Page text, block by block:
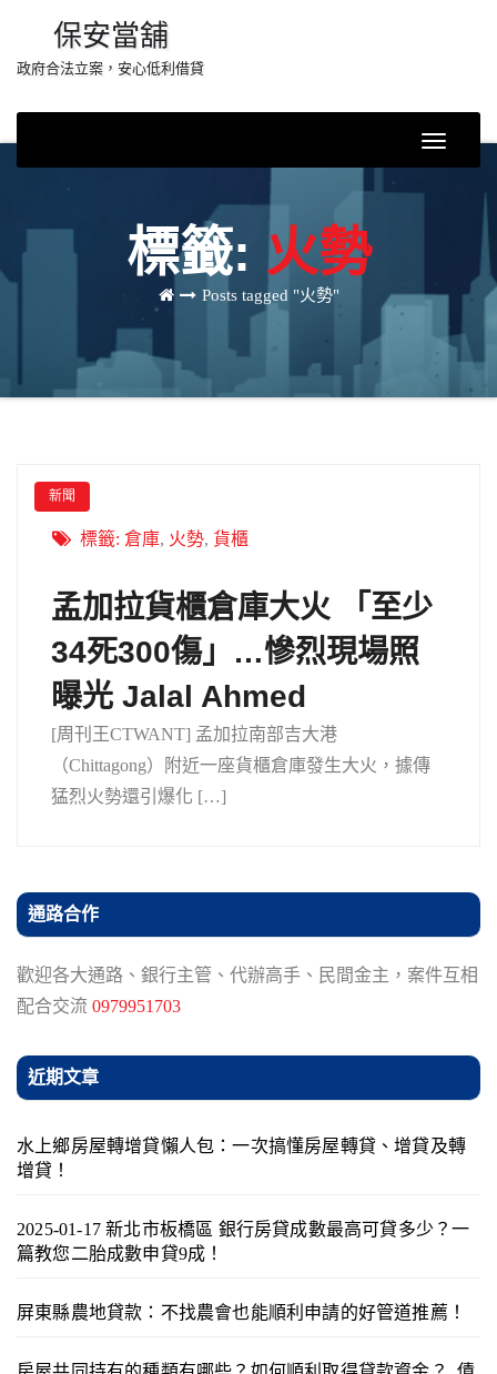
content
保安當舖
政府合法立案，安心低利借貸
Toggle
標籤: 火勢
Posts tagged "火勢"
新聞
標籤: 倉庫, 火勢, 貨櫃
孟加拉貨櫃倉庫大火 「至少
34死300傷」…慘烈現場照
曝光 Jalal Ahmed
[周刊王CTWANT] 孟加拉南部吉大港
（Chittagong）附近一座貨櫃倉庫發生大火，據傳
猛烈火勢還引爆化 […]
通路合作
歡迎各大通路、銀行主管、代辦高手、民間金主，案件互相
配合交流 0979951703
近期文章
水上鄉房屋轉增貸懶人包：一次搞懂房屋轉貸、增貸及轉
增貸！
2025-01-17 新北市板橋區 銀行房貸成數最高可貸多少？一
篇教您二胎成數申貸9成！
屏東縣農地貸款：不找農會也能順利申請的好管道推薦！